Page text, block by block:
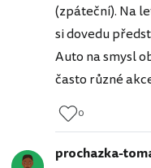
(zpáteční). Na
si dovedu
Auto na smysl
často různé
0
prochazka-